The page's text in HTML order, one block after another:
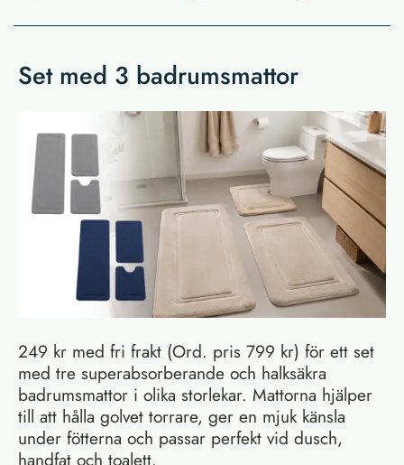
Set med 3 badrumsmattor
249 kr med fri frakt (Ord. pris 799 kr) för ett set
med tre superabsorberande och halksäkra
badrumsmattor i olika storlekar. Mattorna hjälper
till att hålla golvet torrare, ger en mjuk känsla
under fötterna och passar perfekt vid dusch,
handfat och toalett.